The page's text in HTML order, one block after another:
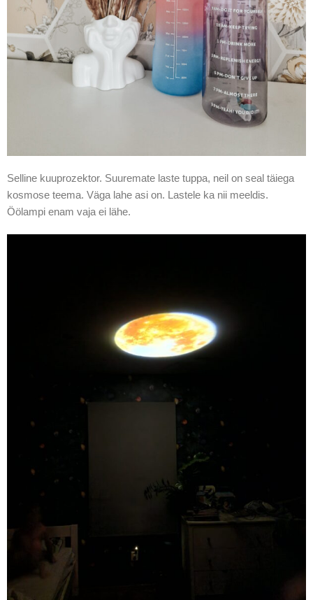
Selline kuuprozektor. Suuremate laste tuppa, neil on seal täiega
kosmose teema. Väga lahe asi on. Lastele ka nii meeldis.
Öölampi enam vaja ei lähe.